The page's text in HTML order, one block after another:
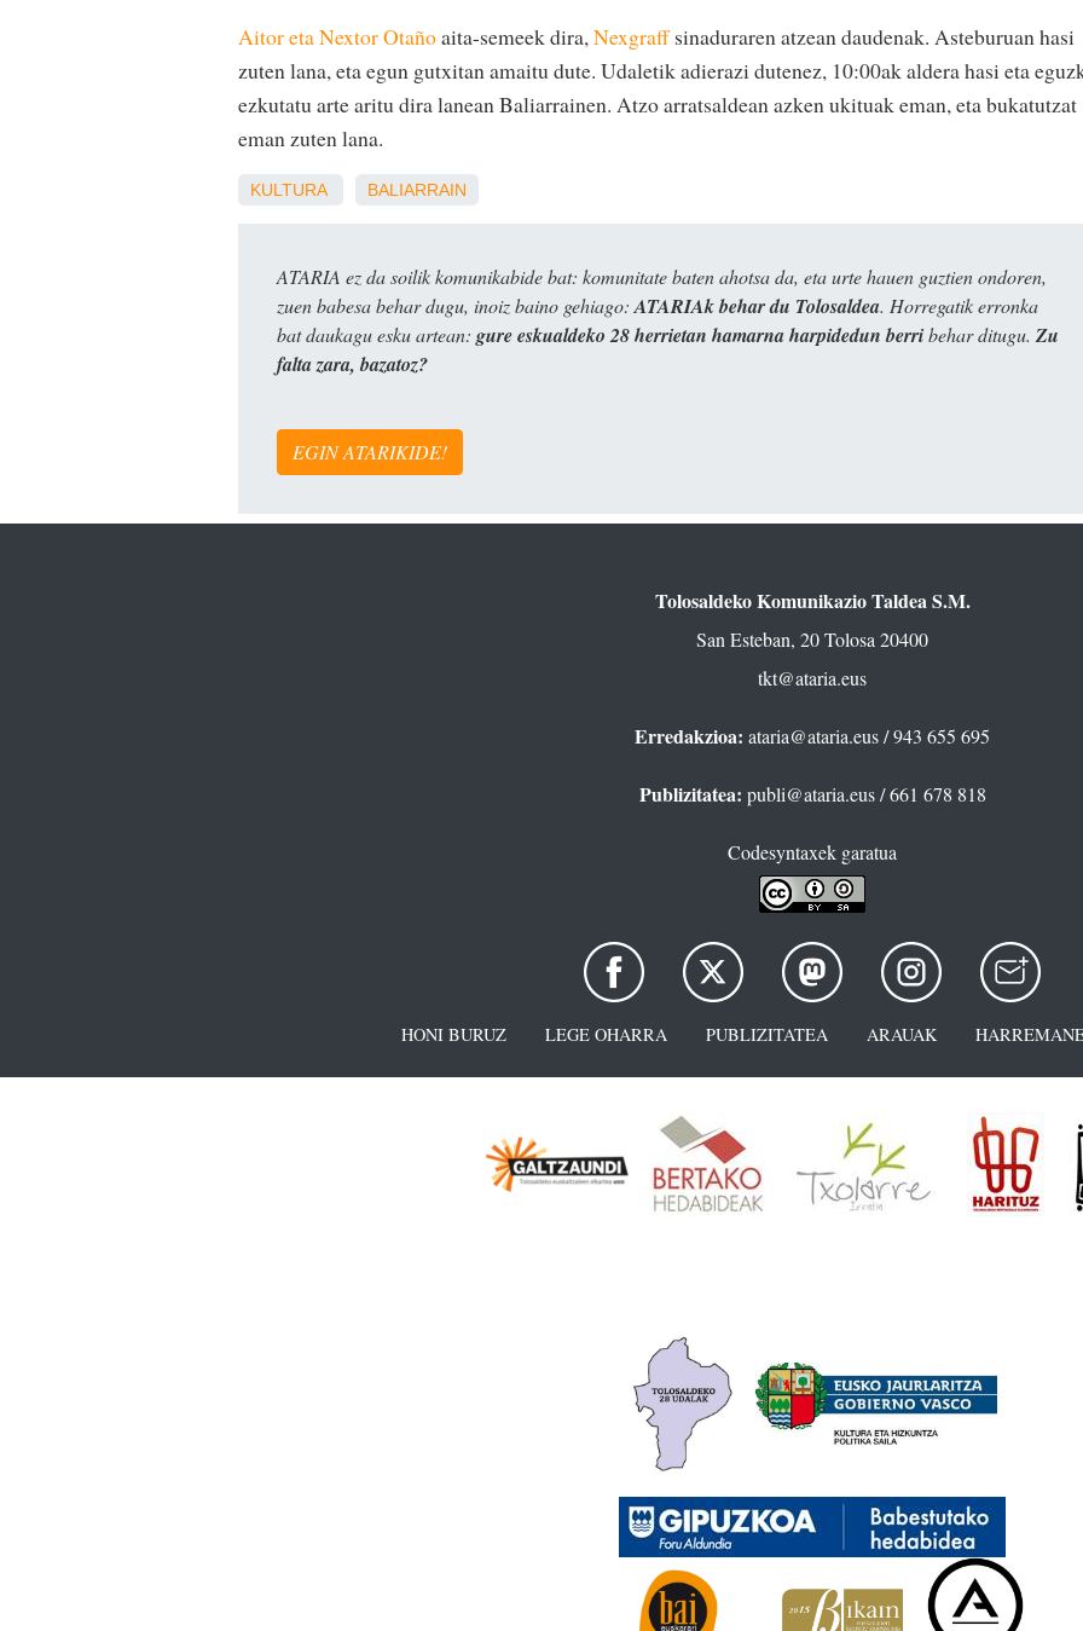
Aitor eta Nextor Otañoaita-semeek dira, Nexgraffsinaduraren atzean daudenak. Asteburuan hasi
zuten lana, eta egun gutxitan amaitu dute. Udaletik adierazi dutenez, 10:00ak aldera hasi eta
ezkutatu arte aritu dira lanean Baliarrainen. Atzo arratsaldean azken ukituak eman, eta bukatutzat
eman zuten lana.
KULTURA BALIARRAIN
ATARIA ez da soilik komunikabide bat: komunitate baten ahotsa da, eta urte hauen guztien ondoren,
zuen babesa behar dugu, inoiz baino gehiago:ATARIAk behar du Tolosaldea. Horregatik erronka
bat daukagu esku artean: gure eskualdeko 28 herrietan hamarna harpidedun berribehar ditugu. Zu
falta zara, bazatoz?
EGIN ATARIKIDE!
Tolosaldeko Komunikazio Taldea S.M.
San Esteban, 20 Tolosa 20400
tkt@ataria.eus
Erredakzioa: ataria@ataria.eus/ 943 655 695
Publizitatea: publi@ataria.eus/ 661 678 818
Codesyntaxek garatua
HONI BURUZ LEGE OHARRA PUBLIZITATEA ARAUAK